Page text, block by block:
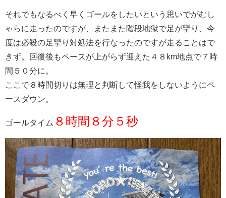
それでもなるべく早くゴールをしたいという思いでがむし
ゃらに走ったのですが、またまた階段地獄で足が攣り、今
度は必殺の足攣り対処法を行なったのですが走ることはで
きず。回復後もペースが上がらず迎えた４８km地点で７時
間５０分に。
ここで８時間切りは無理と判断して怪我をしないようにペ
ースダウン。
ゴールタイム ８時間８分５秒